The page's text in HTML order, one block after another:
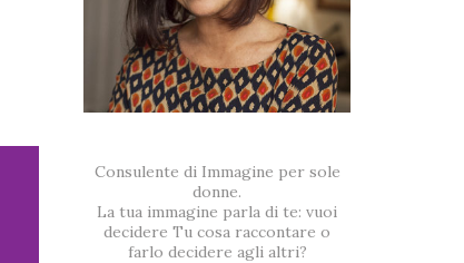
Consulente di Immagine per sole
donne.
La tua immagine parla di te: vuoi
decidere Tu cosa raccontare o
farlo decidere agli altri?